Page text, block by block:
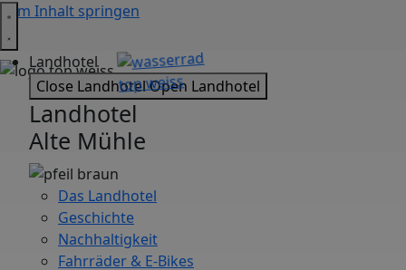
Zum Inhalt springen
Landhotel
Close LandhotelOpen Landhotel
Landhotel
Alte Mühle
Das Landhotel
Geschichte
Nachhaltigkeit
Fahrräder & E-Bikes